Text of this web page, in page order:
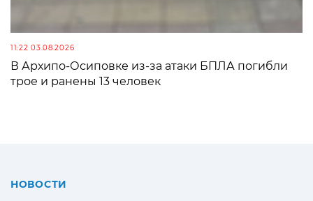
11:22 03.08.2026
В Архипо-Осиповке из-за атаки БПЛА погибли
трое и ранены 13 человек
НОВОСТИ